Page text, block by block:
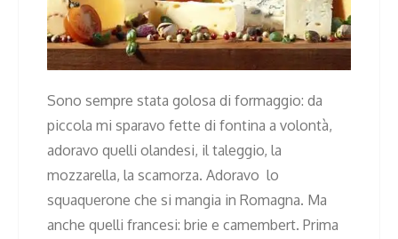
Sono sempre stata golosa di formaggio: da
piccola mi sparavo fette di fontina a volontà,
adoravo quelli olandesi, il taleggio, la
mozzarella, la scamorza. Adoravo lo
squaquerone che si mangia in Romagna. Ma
anche quelli francesi: brie e camembert. Prima